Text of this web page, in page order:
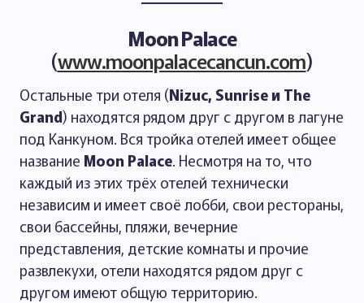
Moon Palace
(www.moonpalacecancun.com)
Остальные три отеля (Nizuc, Sunrise и The
Grand) находятся рядом друг с другом в лагуне
под Канкуном. Вся тройка отелей имеет общее
название Moon Palace. Несмотря на то, что
каждый из этих трёх отелей технически
независим и имеет своё лобби, свои рестораны,
свои бассейны, пляжи, вечерние
представления, детские комнаты и прочие
развлекухи, отели находятся рядом друг с
другом имеют общую территорию.